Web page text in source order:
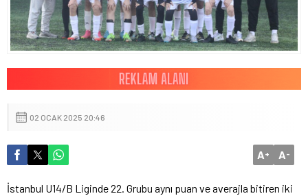
02 OCAK 2025 20:46
A+ A-
İstanbul U14/B Liginde 22. Grubu aynı puan ve averajla bitiren iki